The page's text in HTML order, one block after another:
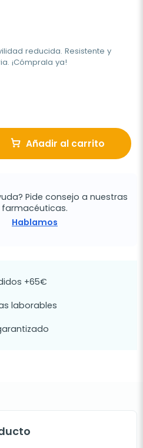
reducida. Resistente y
¡Cómprala ya!
Añadir al carrito
Pide consejo a nuestras
farmacéuticas.
Hablamos
+65€
laborables